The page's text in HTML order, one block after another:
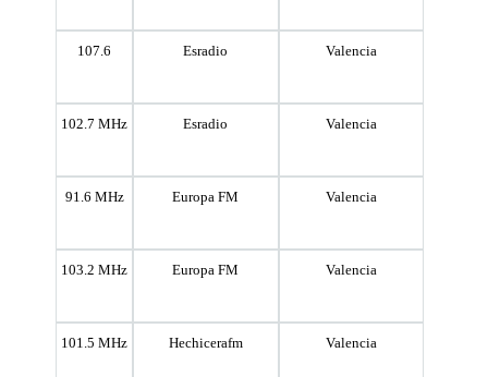
107.6 Esradio Valencia
102.7 MHz Esradio Valencia
91.6 MHz Europa FM Valencia
103.2 MHz Europa FM Valencia
101.5 MHz Hechicerafm Valencia